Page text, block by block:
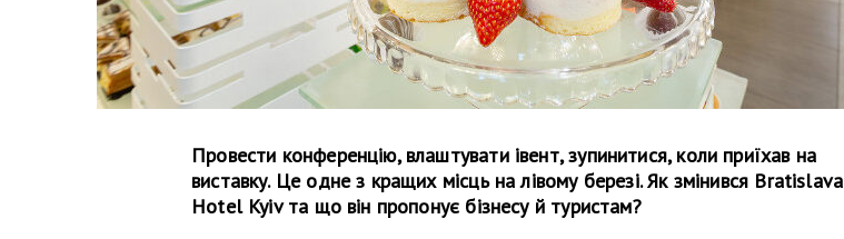
Провести конференцію, влаштувати івент, зупинитися, коли приїхав на
виставку. Це одне з кращих місць на лівому березі. Як змінився Bratislava
Hotel Kyiv та що він пропонує бізнесу й туристам?